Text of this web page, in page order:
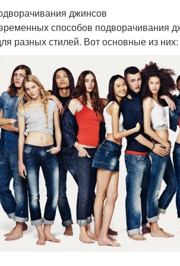
джинсов
способов подворачивания
разных стилей. Вот основные из них: